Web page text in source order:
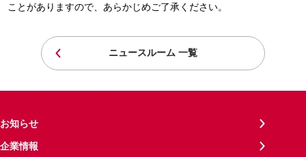
ことがありますので、あらかじめご了承ください。
ニュースルーム 一覧
お知らせ
企業情報